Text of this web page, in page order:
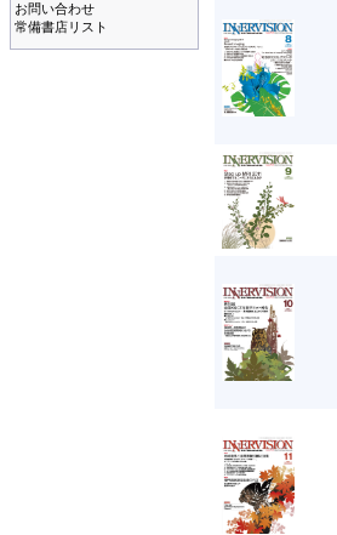
お問い合わせ
常備書店リスト